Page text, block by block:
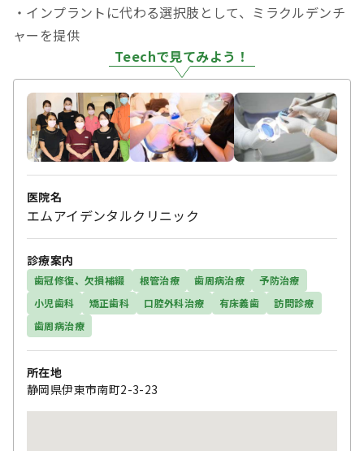
・インプラントに代わる選択肢として、ミラクルデンチ
ャーを提供
Teechで見てみよう！
医院名
エムアイデンタルクリニック
診療案内
歯冠修復、欠損補綴 根管治療 歯周病治療
予防治療
小児歯科
矯正歯科 口腔外科治療 有床義歯
訪問診療
歯周病治療
所在地
静岡県伊東市南町2-3-23